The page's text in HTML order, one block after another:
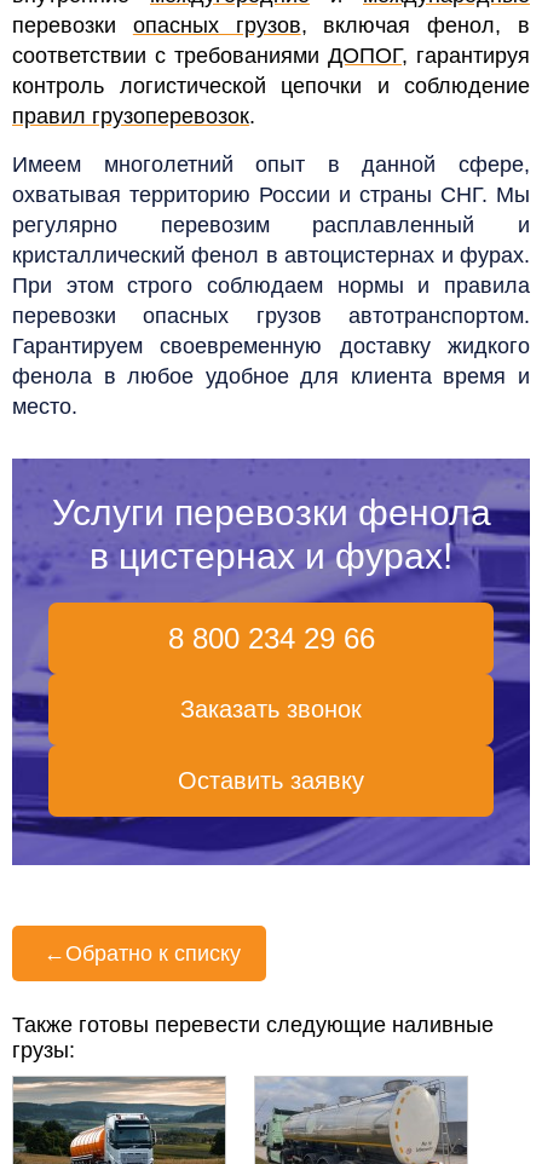
перевозки опасных грузов, включая фенол, в
соответствии с требованиями ДОПОГ, гарантируя
контроль логистической цепочки и соблюдение
правил грузоперевозок.
Имеем многолетний опыт в данной сфере,
охватывая территорию России и страны СНГ. Мы
регулярно перевозим расплавленный и
кристаллический фенол в автоцистернах и фурах.
При этом строго соблюдаем нормы и правила
перевозки опасных грузов автотранспортом.
Гарантируем своевременную доставку жидкого
фенола в любое удобное для клиента время и
место.
Услуги перевозки фенола
в цистернах и фурах!
8 800 234 29 66
Заказать звонок
Оставить заявку
← Обратно к списку
Также готовы перевести следующие наливные
грузы: